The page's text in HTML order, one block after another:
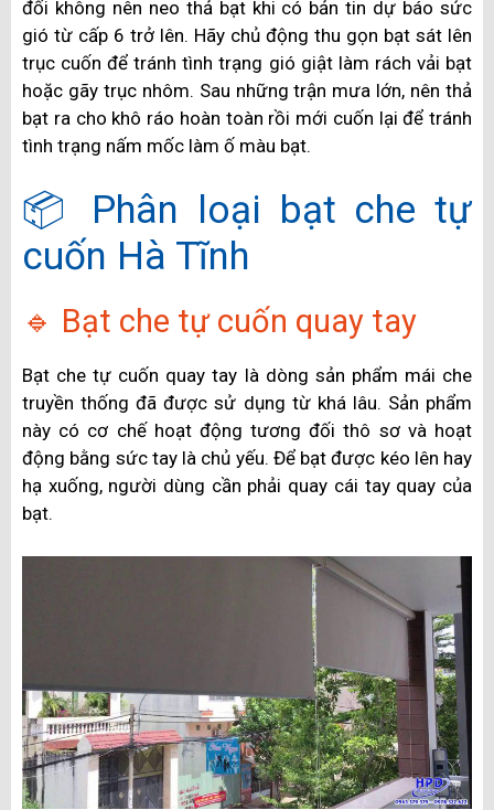
đối không nên neo thả bạt khi có bản tin dự báo sức
gió từ cấp 6 trở lên. Hãy chủ động thu gọn bạt sát lên
trục cuốn để tránh tình trạng gió giật làm rách vải bạt
hoặc gãy trục nhôm. Sau những trận mưa lớn, nên thả
bạt ra cho khô ráo hoàn toàn rồi mới cuốn lại để tránh
tình trạng nấm mốc làm ố màu bạt.
📦 Phân loại bạt che tự
cuốn Hà Tĩnh
🔹 Bạt che tự cuốn quay tay
Bạt che tự cuốn quay tay là dòng sản phẩm mái che
truyền thống đã được sử dụng từ khá lâu. Sản phẩm
này có cơ chế hoạt động tương đối thô sơ và hoạt
động bằng sức tay là chủ yếu. Để bạt được kéo lên hay
hạ xuống, người dùng cần phải quay cái tay quay của
bạt.